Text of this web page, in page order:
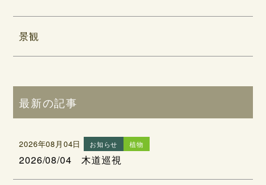
景観
最新の記事
2026年08月04日 お知らせ 植物
2026/08/04 木道巡視